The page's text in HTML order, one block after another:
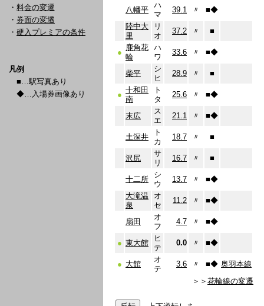
・ 料金の変遷
・ 券面の変遷
・ 硬入プレミアの条件
凡例
■…駅写真あり
◆…入場券画像あり
八幡平
ハ
マ
39.1 〃 ■◆
陸中大
里
リ
オ
37.2 〃 ■
●
鹿角花
輪
ハ
ワ
33.6 〃 ■◆
柴平
シ
ヒ
28.9 〃 ■
●
十和田
南
ト
タ
25.6 〃 ■◆
末広
ス
エ
21.1 〃 ■◆
土深井
ト
カ
18.7 〃 ■
沢尻
サ
リ
16.7 〃 ■
十二所
シ
ウ
13.7 〃 ■◆
大滝温
泉
オ
セ
11.2 〃 ■◆
扇田
オ
フ
4.7 〃 ■◆
● 東大館
ヒ
テ
0.0 〃 ■◆
● 大館
オ
テ
3.6 〃 ■◆ 奥羽本線
＞＞ 花輪線の変遷